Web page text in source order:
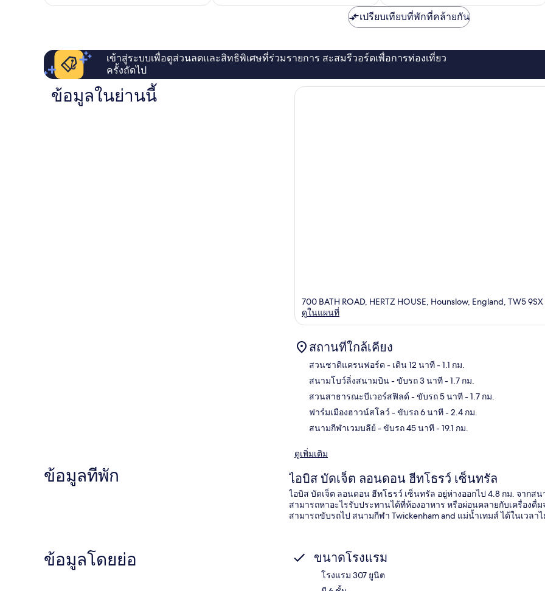
เปรียบเทียบที่พักที่คล้ายกัน
เข้าสู่ระบบเพื่อดูส่วนลดและสิทธิพิเศษที่ร่วมรายการ สะสมรีวอร์ดเพื่อการท่องเที่ยว
ครั้งถัดไป
ข้อมูลในย่านนี้
700 BATH ROAD, HERTZ HOUSE, Hounslow, England, TW5 9SX
ดูในแผนที่
สถานที่ใกล้เคียง
สวนชาติแครนฟอร์ด - เดิน 12 นาที- 1.1 กม.
สนามโบว์ลิ่งสนามบิน- ขับรถ 3 นาที- 1.7 กม.
สวนสาธารณะบีเวอร์สฟิลด์ - ขับรถ 5 นาที- 1.7 กม.
ฟาร์มเมืองฮาวน์สโลว์ - ขับรถ 6 นาที- 2.4 กม.
สนามกีฬาเวมบลีย์ - ขับรถ 45 นาที- 19.1 กม.
ดูเพิ่มเติม
ข้อมูลที่พัก ไอบิส บัดเจ็ต ลอนดอน ฮีทโธรว์ เซ็นทรัล
ไอบิส บัดเจ็ต ลอนดอน ฮีทโธรว์ เซ็นทรัล อยู่ห่างออกไป 4.8 กม. จา
สามารถหาอะไรรับประทานได้ที่ห้องอาหาร หรือผ่อนคลายกับเครื่อง
สามารถขับรถไป สนามกีฬา Twickenham and แม่น้ำเทมส์ ได้ในเว
ข้อมูลโดยย่อ ขนาดโรงแรม
โรงแรม 307 ยูนิต